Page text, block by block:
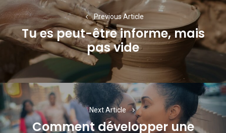
de
l’article
Previous Article
Previous
post:
Tu es peut-être informe, mais
pas vide
Next Article
Comment développer une